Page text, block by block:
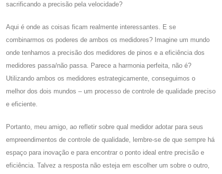
sacrificando a precisão pela velocidade?
Aqui é onde as coisas ficam realmente interessantes. E se
combinarmos os poderes de ambos os medidores? Imagine um mundo
onde tenhamos a precisão dos medidores de pinos e a eficiência dos
medidores passa/não passa. Parece a harmonia perfeita, não é?
Utilizando ambos os medidores estrategicamente, conseguimos o
melhor dos dois mundos – um processo de controle de qualidade preciso
e eficiente.
Portanto, meu amigo, ao refletir sobre qual medidor adotar para seus
empreendimentos de controle de qualidade, lembre-se de que sempre há
espaço para inovação e para encontrar o ponto ideal entre precisão e
eficiência. Talvez a resposta não esteja em escolher um sobre o outro,